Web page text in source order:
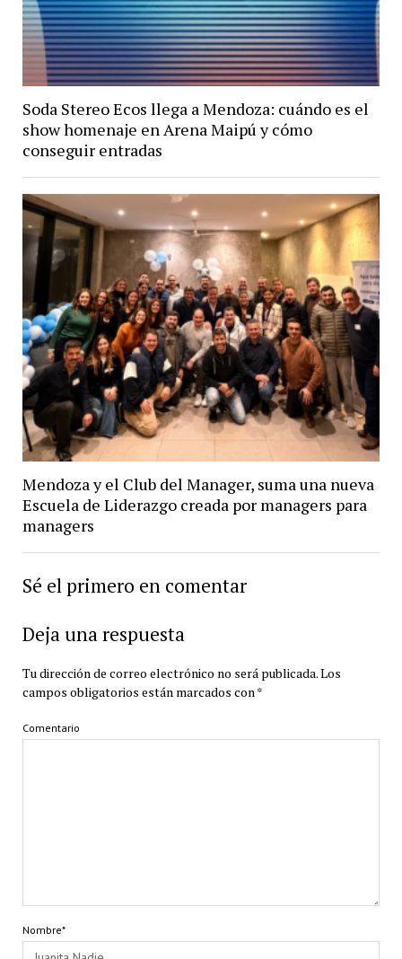
Soda Stereo Ecos llega a Mendoza: cuándo es el
show homenaje en Arena Maipú y cómo
conseguir entradas
Mendoza y el Club del Manager, suma una nueva
Escuela de Liderazgo creada por managers para
managers
Sé el primero en comentar
Deja una respuesta
Tu dirección de correo electrónico no será publicada.Los
campos obligatorios están marcados con *
Comentario
Nombre*